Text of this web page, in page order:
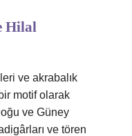
Hilal
ve akrabalık
motif olarak
ve Güney
ve tören